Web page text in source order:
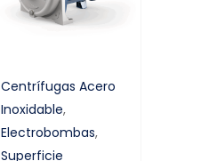
Centrífugas Acero
Inoxidable,
Electrobombas,
Superficie